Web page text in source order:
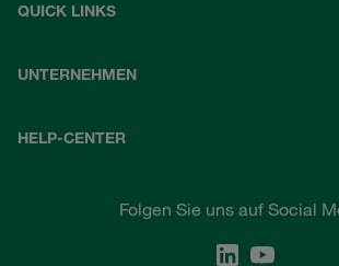
QUICK LINKS
UNTERNEHMEN
HELP-CENTER
Folgen Sie uns auf Social